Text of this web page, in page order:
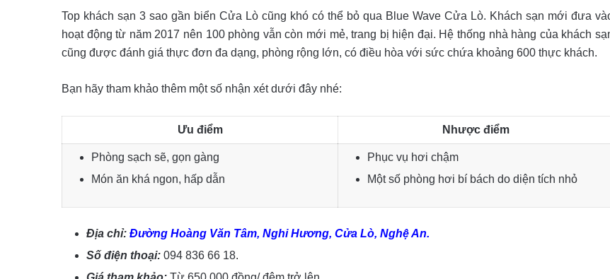
Top khách sạn 3 sao gần biển Cửa Lò cũng khó có thể bỏ qua Blue Wave Cửa Lò. Khách sạn mới đưa
hoạt động từ năm 2017 nên 100 phòng vẫn còn mới mẻ, trang bị hiện đại. Hệ thống nhà hàng của khách
cũng được đánh giá thực đơn đa dạng, phòng rộng lớn, có điều hòa với sức chứa khoảng 600 thực khách.
Bạn hãy tham khảo thêm một số nhận xét dưới đây nhé:
Ưu điểm Nhược điểm
Phòng sạch sẽ, gọn gàng
Món ăn khá ngon, hấp dẫn
Phục vụ hơi chậm
Một số phòng hơi bí bách do diện tích nhỏ
Địa chỉ: Đường Hoàng Văn Tâm, Nghi Hương, Cửa Lò, Nghệ An.
Số điện thoại: 094 836 66 18.